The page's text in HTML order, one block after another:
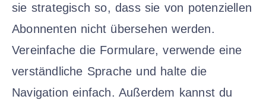
sie strategisch so, dass sie von potenziellen
Abonnenten nicht übersehen werden.
Vereinfache die Formulare, verwende eine
verständliche Sprache und halte die
Navigation einfach. Außerdem kannst du